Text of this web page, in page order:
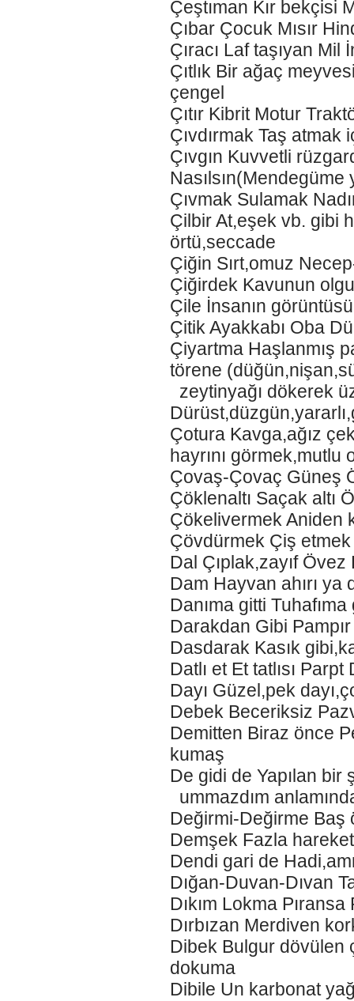
Çeştıman Kır bekçisi
Çıbar Çocuk Mısır
Çıracı Laf taşıyan Mil
Çıtlık Bir ağaç
çengel
Çıtır Kibrit Motur
Çıvdırmak Taş atmak
Çıvgın Kuvvetli
Çıvmak Sulamak
Çilbir At,eşek vb. gibi
örtü,seccade
Çiğin Sırt,omuz
Çiğirdek Kavunun
Çile İnsanın
Çitik Ayakkabı Oba
Çiyartma Haşlanmış
törene
zeytinyağı dökerek
Çotura Kavga,ağız
hayrını görmek,mutlu
Çovaş-Çovaç Güneş
Çöklenaltı Saçak altı
Çökelivermek Aniden
Çövdürmek Çiş
Dal Çıplak,zayıf
Dam Hayvan ahırı
Danıma gitti
Darakdan Gibi
Dasdarak Kasık
Datlı et Et tatlısı
Dayı Güzel,pek
Debek Beceriksiz
Demitten Biraz önce
kumaş
De gidi de Yapılan
ummazdım
Değirmi-Değirme Baş
Demşek Fazla
Dendi gari de
Dığan-Duvan-Dıvan
Dıkım Lokma Pıransa
Dırbızan Merdiven
Dibek Bulgur dövülen
dokuma
Dibile Un karbonat